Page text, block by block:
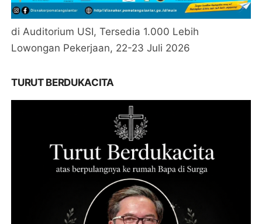
di Auditorium USI, Tersedia 1.000 Lebih
Lowongan Pekerjaan, 22-23 Juli 2026
TURUT BERDUKACITA